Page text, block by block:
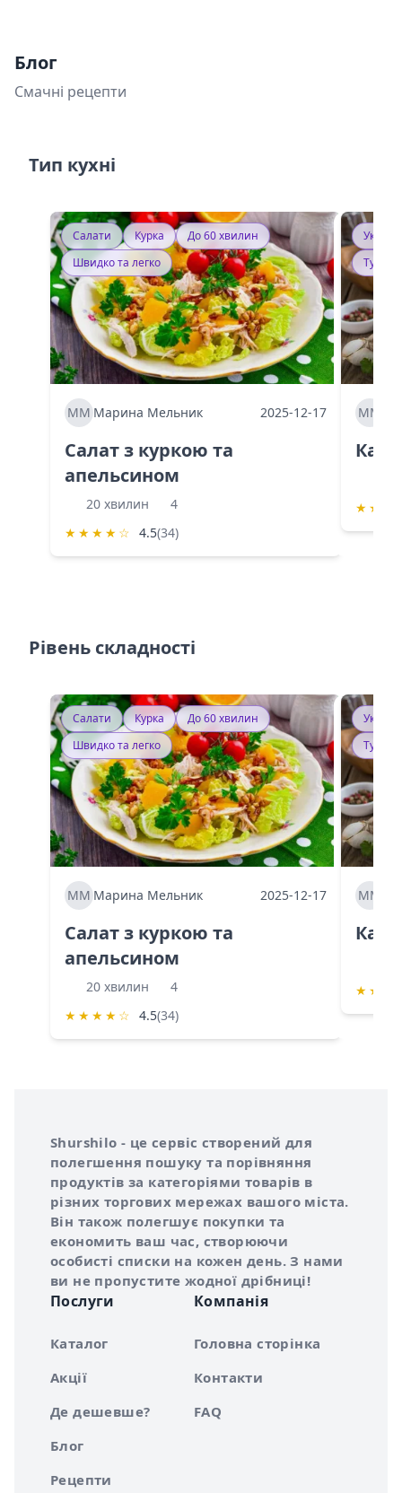
Блог
Смачні рецепти
Тип кухні
Салати Курка
До 60 хвилин
Швидко та легко
ММ Марина Мельник 2025-12-17
Салат з куркою та
апельсином
20 хвилин
4
★ ★ ★ ★ ☆ 4.5(34)
ММ
★ ★
Рівень складності
Салати Курка
До 60 хвилин
Швидко та легко
ММ Марина Мельник 2025-12-17
Салат з куркою та
апельсином
20 хвилин
4
★ ★ ★ ★ ☆ 4.5(34)
ММ
★ ★
Про сервіс Shurshilo
Shurshilo - це сервіс створений для
полегшення пошуку та порівняння
продуктів за категоріями товарів в
різних торгових мережах вашого міста.
Він також полегшує покупки та
економить ваш час, створюючи
особисті списки на кожен день. З нами
ви не пропустите жодної дрібниці!
Послуги
Каталог
Акції
Де дешевше?
Блог
Рецепти
Компанія
Головна сторінка
Контакти
FAQ